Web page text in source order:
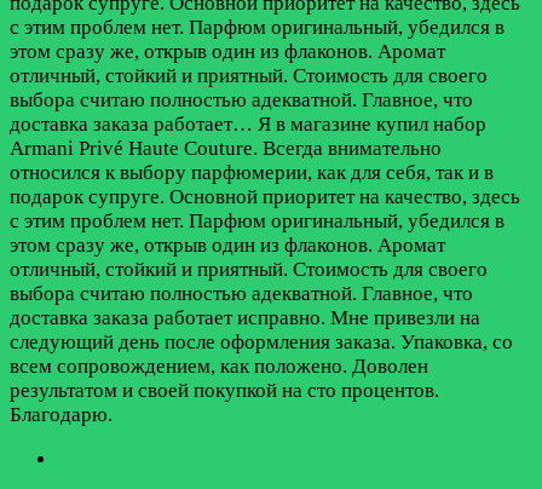
с этим проблем нет. Парфюм оригинальный, убедился в
этом сразу же, открыв один из флаконов. Аромат
отличный, стойкий и приятный. Стоимость для своего
выбора считаю полностью адекватной. Главное, что
доставка заказа работает… Я в магазине купил набор
Armani Privé Haute Couture. Всегда внимательно
относился к выбору парфюмерии, как для себя, так и в
подарок супруге. Основной приоритет на качество, здесь
с этим проблем нет. Парфюм оригинальный, убедился в
этом сразу же, открыв один из флаконов. Аромат
отличный, стойкий и приятный. Стоимость для своего
выбора считаю полностью адекватной. Главное, что
доставка заказа работает исправно. Мне привезли на
следующий день после оформления заказа. Упаковка, со
всем сопровождением, как положено. Доволен
результатом и своей покупкой на сто процентов.
Благодарю.